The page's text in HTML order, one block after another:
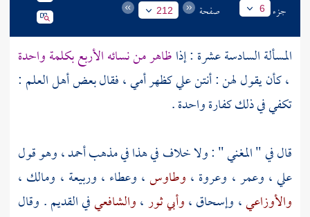
جزء 6 صفحة 212
المسألة السادسة عشرة : إذاظاهر من نسائه الأربع بكلمة واحدة
، كأن يقول لهن : أنتن علي كظهر أمي ، فقال بعض أهل العلم :
تكفي في ذلك كفارة واحدة .
قال في " المغني " : ولا خلاف في هذا في مذهبأحمد، وهو قول
علي، وعمر، وعروة ، وطاوس، وعطاء ، وربيعة ، ومالك ،
والأوزاعي، وإسحاق،وأبي ثور،والشافعيفي القديم . وقال